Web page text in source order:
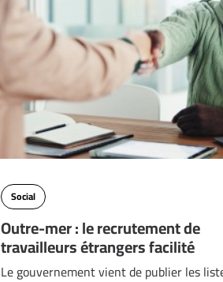
Social
Outre-mer : le recrutement de
travailleurs étrangers facilité
Le gouvernement vient de publier les